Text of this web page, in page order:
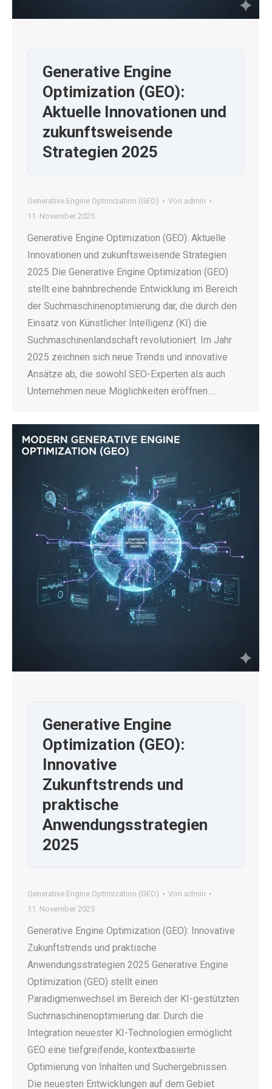
Generative Engine
Optimization (GEO):
Aktuelle Innovationen und
zukunftsweisende
Strategien 2025
Generative Engine Optimization (GEO) Von admin
11. November 2025
Generative Engine Optimization (GEO): Aktuelle
Innovationen und zukunftsweisende Strategien
2025 Die Generative Engine Optimization (GEO)
stellt eine bahnbrechende Entwicklung im Bereich
der Suchmaschinenoptimierung dar, die durch den
Einsatz von Künstlicher Intelligenz (KI) die
Suchmaschinenlandschaft revolutioniert. Im Jahr
2025 zeichnen sich neue Trends und innovative
Ansätze ab, die sowohl SEO-Experten als auch
Unternehmen neue Möglichkeiten eröffnen.…
Generative Engine
Optimization (GEO):
Innovative
Zukunftstrends und
praktische
Anwendungsstrategien
2025
Generative Engine Optimization (GEO) Von admin
11. November 2025
Generative Engine Optimization (GEO): Innovative
Zukunftstrends und praktische
Anwendungsstrategien 2025 Generative Engine
Optimization (GEO) stellt einen
Paradigmenwechsel im Bereich der KI-gestützten
Suchmaschinenoptimierung dar. Durch die
Integration neuester KI-Technologien ermöglicht
GEO eine tiefgreifende, kontextbasierte
Optimierung von Inhalten und Suchergebnissen.
Die neuesten Entwicklungen auf dem Gebiet